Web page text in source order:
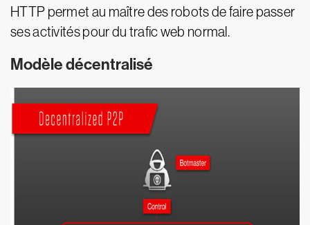
HTTP permet au maître des robots de faire passer
ses activités pour du trafic web normal.
Modèle décentralisé